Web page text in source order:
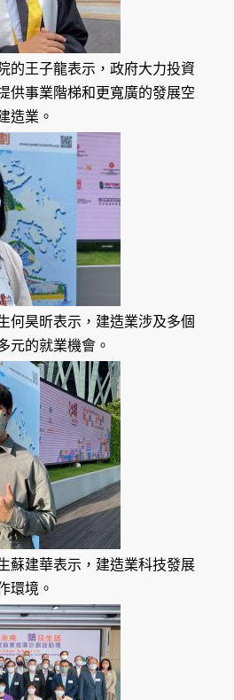
的王子龍表示，政府大力投資
供事業階梯和更寬廣的發展空
造業。
何昊昕表示，建造業涉及多個
元的就業機會。
蘇建華表示，建造業科技發展
環境。